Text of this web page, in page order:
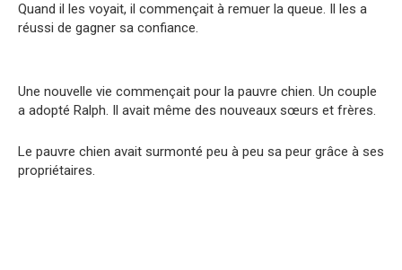
Quand il les voyait, il commençait à remuer la queue. Il les a
réussi de gagner sa confiance.
Une nouvelle vie commençait pour la pauvre chien. Un couple
a adopté Ralph. Il avait même des nouveaux sœurs et frères.
Le pauvre chien avait surmonté peu à peu sa peur grâce à ses
propriétaires.